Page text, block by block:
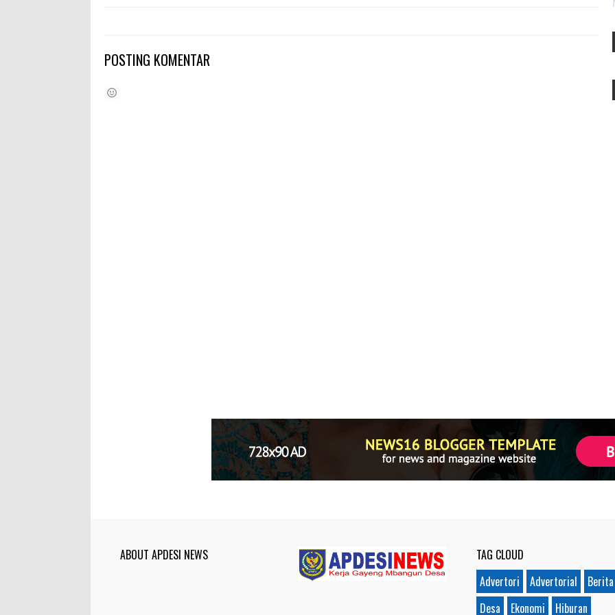
POSTING KOMENTAR
ABOUT APDESI NEWS
TAG CLOUD
Advertori
Advertorial
Berita
Desa
Ekonomi Hiburan